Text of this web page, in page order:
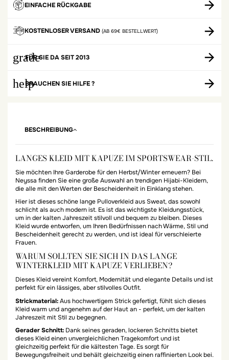
EINFACHE RÜCKGABE
KOSTENLOSER VERSAND (AB 69€ BESTELLWERT)
grade
FÜR SIE DA SEIT 2013
helpBRAUCHEN SIE HILFE ?
BESCHREIBUNG
LANGES KLEID MIT KAPUZE IM SPORTSWEAR-STIL.
Sie möchten Ihre Garderobe für den Herbst/Winter erneuern? Bei
Neyssa finden Sie eine große Auswahl an trendigen Hijabi-Kleidern,
die alle mit den Werten der Bescheidenheit in Einklang stehen.
Hier ist dieses schöne lange Pulloverkleid aus Sweat, das sowohl
schlicht als auch modern ist. Es ist das wichtigste Kleidungsstück,
um in der kalten Jahreszeit stilvoll und bequem zu bleiben. Dieses
Kleid wurde entworfen, um Ihren Bedürfnissen nach Wärme, Stil und
Bescheidenheit gerecht zu werden, und ist ideal für verschleierte
Frauen.
WARUM SOLLTEN SIE SICH IN DAS LANGE
WINTERKLEID MIT KAPUZE VERLIEBEN?
Dieses Kleid vereint Komfort, Modernität und elegante Details und ist
perfekt für ein lässiges, aber stilvolles Outfit.
Strickmaterial:Aus hochwertigem Strick gefertigt, fühlt sich dieses
Kleid warm und angenehm auf der Haut an - perfekt, um der kalten
Jahreszeit mit Stil zu begegnen.
Gerader Schnitt: Dank seines geraden, lockeren Schnitts bietet
dieses Kleid einen unvergleichlichen Tragekomfort und ist
gleichzeitig perfekt für die kältesten Tage. Es sorgt für
Bewegungsfreiheit und behält gleichzeitig einen raffinierten Look bei.